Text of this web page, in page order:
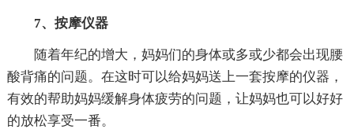
7、按摩仪器
随着年纪的增大，妈妈们的身体或多或少都会出现腰
酸背痛的问题。在这时可以给妈妈送上一套按摩的仪器，
有效的帮助妈妈缓解身体疲劳的问题，让妈妈也可以好好
的放松享受一番。